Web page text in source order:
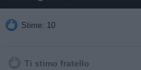
Stime: 10
Ti stimo fratello